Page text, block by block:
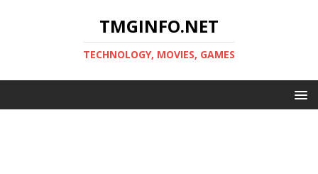
TMGINFO.NET
ТECHNOLOGY, MOVIES, GAMES